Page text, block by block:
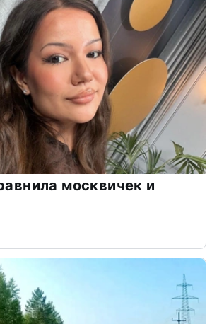
москвичек и